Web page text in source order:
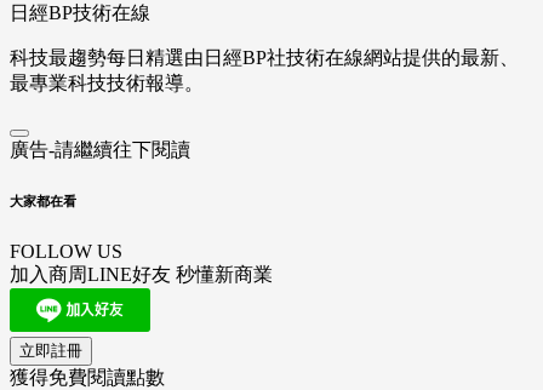
日經BP技術在線
科技最趨勢每日精選由日經BP社技術在線網站提供的最新、
最專業科技技術報導。
廣告-請繼續往下閱讀
大家都在看
FOLLOW US
加入商周LINE好友 秒懂新商業
立即註冊
獲得免費閱讀點數